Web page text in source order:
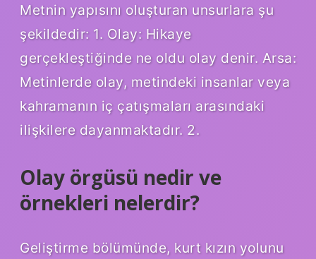
Metnin yapısını oluşturan unsurlara şu
şekildedir: 1. Olay: Hikaye
gerçekleştiğinde ne oldu olay denir. Arsa:
Metinlerde olay, metindeki insanlar veya
kahramanın iç çatışmaları arasındaki
ilişkilere dayanmaktadır. 2.
Olay örgüsü nedir ve
örnekleri nelerdir?
Geliştirme bölümünde, kurt kızın yolunu